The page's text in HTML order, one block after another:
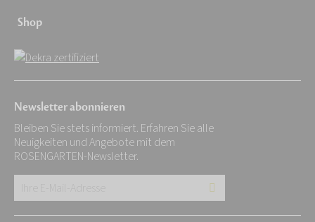
Shop
Newsletter abonnieren
Bleiben Sie stets informiert. Erfahren Sie alle
Neuigkeiten und Angebote mit dem
ROSENGARTEN-Newsletter.
E-